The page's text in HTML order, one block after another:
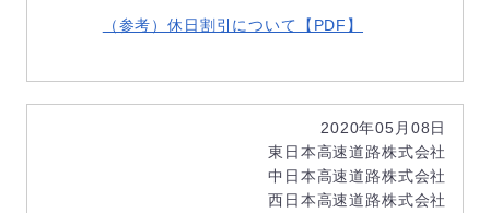
（参考）休日割引について【PDF】
2020年05月08日
東日本高速道路株式会社
中日本高速道路株式会社
西日本高速道路株式会社